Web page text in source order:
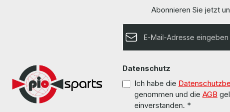
Abonnieren Sie jetzt
E-Mail-Adresse*
Datenschutz
Ich habe die
genommen und die AGB
einverstanden. *